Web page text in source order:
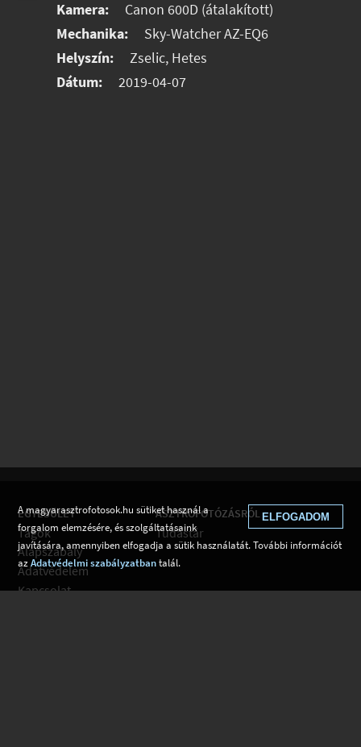
Kamera:
Canon 600D (átalakított)
Mechanika:
Sky-Watcher AZ-EQ6
Helyszín:
Zselic, Hetes
Dátum:
2019-04-07
EGYESÜLET
Tagok
Alapszabály
Adatvédelem
Kapcsolat
ASZTROFOTÓZÁSRÓL
Tudástár
ELFOGADOM
A magyarasztrofotosok.hu sütiket használ a
forgalom elemzésére, és szolgáltatásaink
javítására, amennyiben elfogadja a sütik használatát. További információt
azAdatvédelmi szabályzatbantalál.